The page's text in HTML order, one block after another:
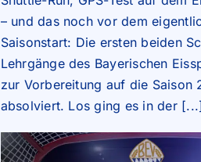
– und das noch vor dem
Saisonstart: Die ersten beiden
Lehrgänge des Bayerischen
zur Vorbereitung auf die Saison
absolviert. Los ging es in der [...]